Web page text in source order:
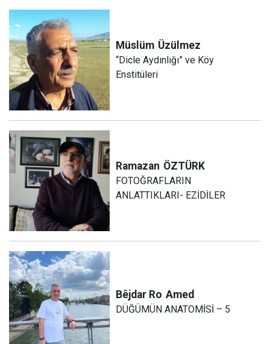
Müslüm Üzülmez
“Dicle Aydınlığı” ve Köy
Enstitüleri
Ramazan ÖZTÜRK
FOTOĞRAFLARIN
ANLATTIKLARI- EZİDİLER
Bêjdar Ro Amed
DÜĞÜMÜN ANATOMİSİ – 5